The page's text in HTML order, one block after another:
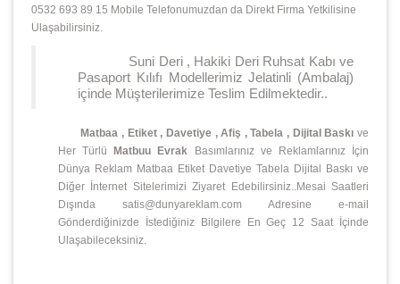
0532 693 89 15 Mobile Telefonumuzdan da Direkt Firma Yetkilisine
Ulaşabilirsiniz.
Suni Deri , Hakiki Deri Ruhsat Kabı ve
Pasaport Kılıfı Modellerimiz Jelatinli (Ambalaj)
içinde Müşterilerimize Teslim Edilmektedir..
Matbaa , Etiket , Davetiye , Afiş , Tabela , Dijital Baskı ve
Her Türlü
Matbuu Evrak Basımlarınız ve Reklamlarınız İçin
Dünya Reklam Matbaa Etiket Davetiye Tabela Dijital Baskı ve
Diğer İnternet Sitelerimizi Ziyaret Edebilirsiniz..Mesai Saatleri
Dışında satis@dunyareklam.com Adresine e-mail
Gönderdiğinizde İstediğiniz Bilgilere En Geç 12 Saat İçinde
Ulaşabileceksiniz.